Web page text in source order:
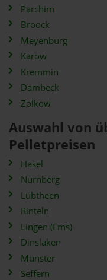
Parchim
Broock
Meyenburg
Karow
Kremmin
Dambeck
Zölkow
Auswahl von
Pelletpreisen
Hasel
Nürnberg
Lübtheen
Rinteln
Lingen (Ems)
Dinslaken
Münster
Seffern